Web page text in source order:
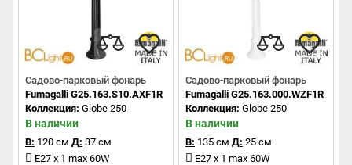
Садово-парковый фонарь
Fumagalli G25.163.S10.AXF1R
Коллекция: Globe 250
В наличии
В: 120 см Д: 37 см
E27 x 1 max 60W
Садово-парковый фонарь
Fumagalli G25.163.000.WZF1R
Коллекция: Globe 250
В наличии
В: 135 см Д: 25 см
E27 x 1 max 60W